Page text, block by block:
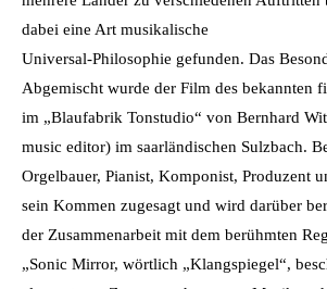
dabei eine Art musikalische
Universal-Philosophie gefunden. Das
Abgemischt wurde der Film des bekannten
im „Blaufabrik Tonstudio“ von Bernhard
music editor) im saarländischen Sulzbach.
Orgelbauer, Pianist, Komponist, Produzent
sein Kommen zugesagt und wird darüber
der Zusammenarbeit mit dem berühmten
„Sonic Mirror, wörtlich „Klangspiegel“,